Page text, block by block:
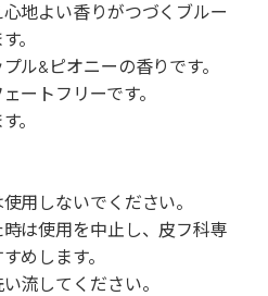
地よい香りがつづくブルー
。
ル&ピオニーの香りです。
ートフリーです。
。
用しないでください。
は使用を中止し、皮フ科専
めします。
流してください。